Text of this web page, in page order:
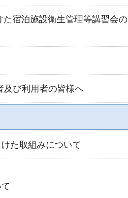
宿泊施設衛生管理等講習会の
及び利用者の皆様へ
た取組みについて